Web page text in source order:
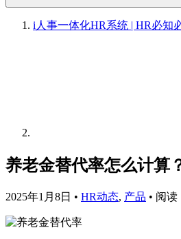
i人事一体化HR系统 | HR必知
养老金替代率怎么计算
2025年1月8日 • HR动态, 产品 • 阅读